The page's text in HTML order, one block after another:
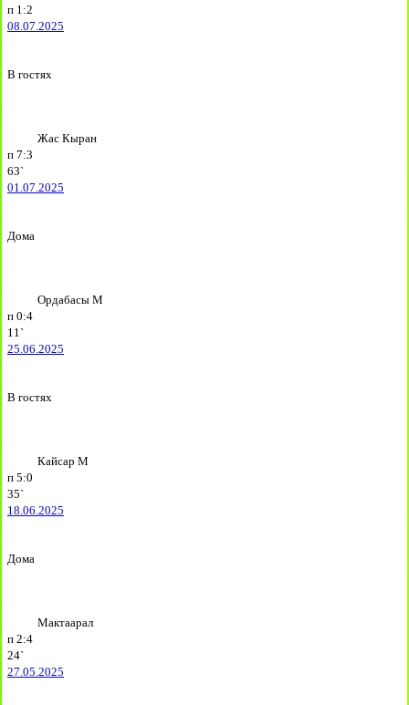
п 1:2
08.07.2025
В гостях
Жас Кыран
п 7:3
63`
01.07.2025
Дома
Ордабасы М
п 0:4
11`
25.06.2025
В гостях
Кайсар М
п 5:0
35`
18.06.2025
Дома
Мактаарал
п 2:4
24`
27.05.2025